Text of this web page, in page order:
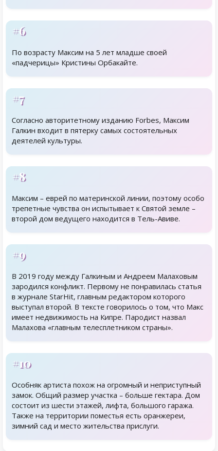
#6
По возрасту Максим на 5 лет младше своей
«падчерицы» Кристины Орбакайте.
#7
Согласно авторитетному изданию Forbes, Максим
Галкин входит в пятерку самых состоятельных
деятелей культуры.
#8
Максим – еврей по материнской линии, поэтому особо
трепетные чувства он испытывает к Святой земле –
второй дом ведущего находится в Тель-Авиве.
#9
В 2019 году между Галкиным и Андреем Малаховым
зародился конфликт. Первому не понравилась статья
в журнале StarHit, главным редактором которого
выступал второй. В тексте говорилось о том, что Макс
имеет недвижимость на Кипре. Пародист назвал
Малахова «главным телесплетником страны».
#10
Особняк артиста похож на огромный и неприступный
замок. Общий размер участка – больше гектара. Дом
состоит из шести этажей, лифта, большого гаража.
Также на территории поместья есть оранжереи,
зимний сад и место жительства прислуги.
Родственники